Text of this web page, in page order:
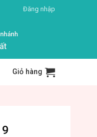
Đăng nhập
Giỏ hàng